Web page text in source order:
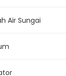
Air Sungai